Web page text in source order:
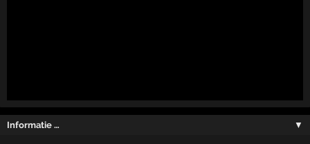
Informatie … ▼